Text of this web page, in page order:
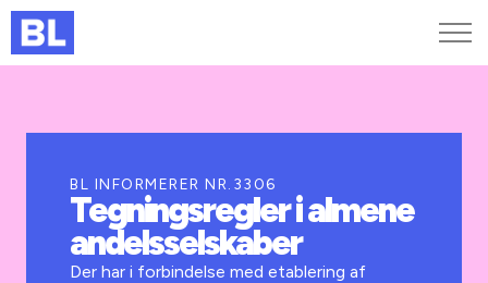
Kurser og arrangementer
Jobportalen
BL INFORMERER NR.3306
Tegningsregler i almene
andelsselskaber
Der har i forbindelse med etablering af